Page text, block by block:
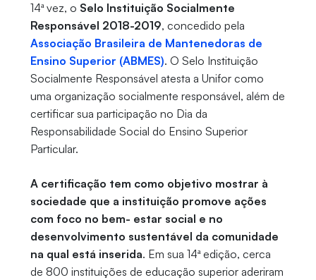
14ª vez, o Selo Instituição Socialmente
Responsável 2018-2019, concedido pela
Associação Brasileira de Mantenedoras de
Ensino Superior (ABMES). O Selo Instituição
Socialmente Responsável atesta a Unifor como
uma organização socialmente responsável, além de
certificar sua participação no Dia da
Responsabilidade Social do Ensino Superior
Particular.
A certificação tem como objetivo mostrar à
sociedade que a instituição promove ações
com foco no bem- estar social e no
desenvolvimento sustentável da comunidade
na qual está inserida. Em sua 14ª edição, cerca
de 800 instituições de educação superior aderiram